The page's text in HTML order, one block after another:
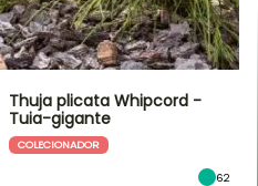
Thuja plicata Whipcord -
Tuia-gigante
COLECIONADOR
62